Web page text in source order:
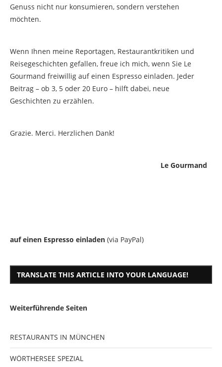
Genuss nicht nur konsumieren, sondern verstehen
möchten.
Wenn Ihnen meine Reportagen, Restaurantkritiken und
Reisegeschichten gefallen, freue ich mich, wenn Sie Le
Gourmand freiwillig auf einen Espresso einladen. Jeder
Beitrag – ob 3, 5 oder 20 Euro – hilft dabei, neue
Geschichten zu erzählen.
Grazie. Merci. Herzlichen Dank!
Le Gourmand
auf einen Espresso einladen (via PayPal)
TRANSLATE THIS ARTICLE INTO YOUR LANGUAGE!
Weiterführende Seiten
RESTAURANTS IN MÜNCHEN
WÖRTHERSEE SPEZIAL